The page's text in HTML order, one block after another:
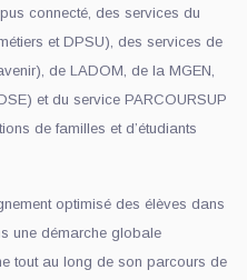
connecté, des services du
et DPSU), des services de
de LADOM, de la MGEN,
et du service PARCOURSUP
de familles et d’étudiants
optimisé des élèves dans
une démarche globale
tout au long de son parcours de